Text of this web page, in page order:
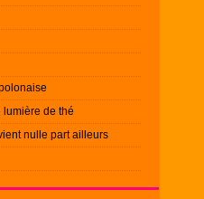
lumière de thé
nulle part ailleurs